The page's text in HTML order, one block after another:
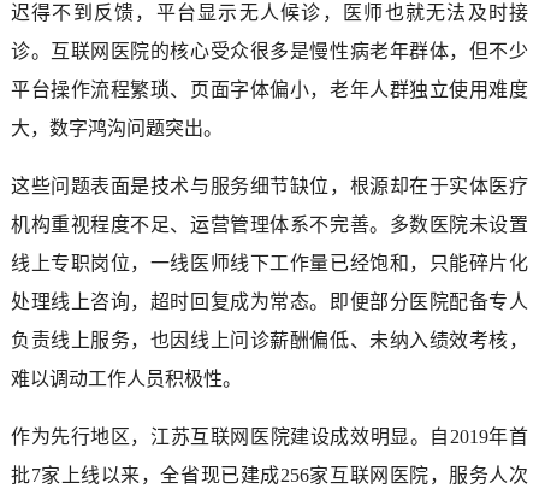
迟得不到反馈，平台显示无人候诊，医师也就无法及时接
诊。互联网医院的核心受众很多是慢性病老年群体，但不少
平台操作流程繁琐、页面字体偏小，老年人群独立使用难度
大，数字鸿沟问题突出。
这些问题表面是技术与服务细节缺位，根源却在于实体医疗
机构重视程度不足、运营管理体系不完善。多数医院未设置
线上专职岗位，一线医师线下工作量已经饱和，只能碎片化
处理线上咨询，超时回复成为常态。即便部分医院配备专人
负责线上服务，也因线上问诊薪酬偏低、未纳入绩效考核，
难以调动工作人员积极性。
作为先行地区，江苏互联网医院建设成效明显。自2019年首
批7家上线以来，全省现已建成256家互联网医院，服务人次